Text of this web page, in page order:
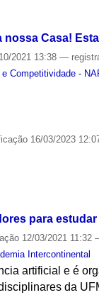
Casa!
2021 13:38—
Competitividade -
16/03/2023
para
12/03/2021 11:32
Intercontinental
artificial e é
da